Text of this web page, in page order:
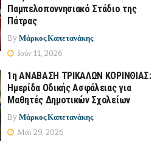
Παμπελοποννησιακό Στάδιο της
Πάτρας
By Μάρκος Καπετανάκης
Ιούν 11, 2026
1η ΑΝΑΒΑΣΗ ΤΡΙΚΑΛΩΝ ΚΟΡΙΝΘΙΑΣ:
Ημερίδα Οδικής Ασφάλειας για
Μαθητές Δημοτικών Σχολείων
By Μάρκος Καπετανάκης
Μάι 29, 2026